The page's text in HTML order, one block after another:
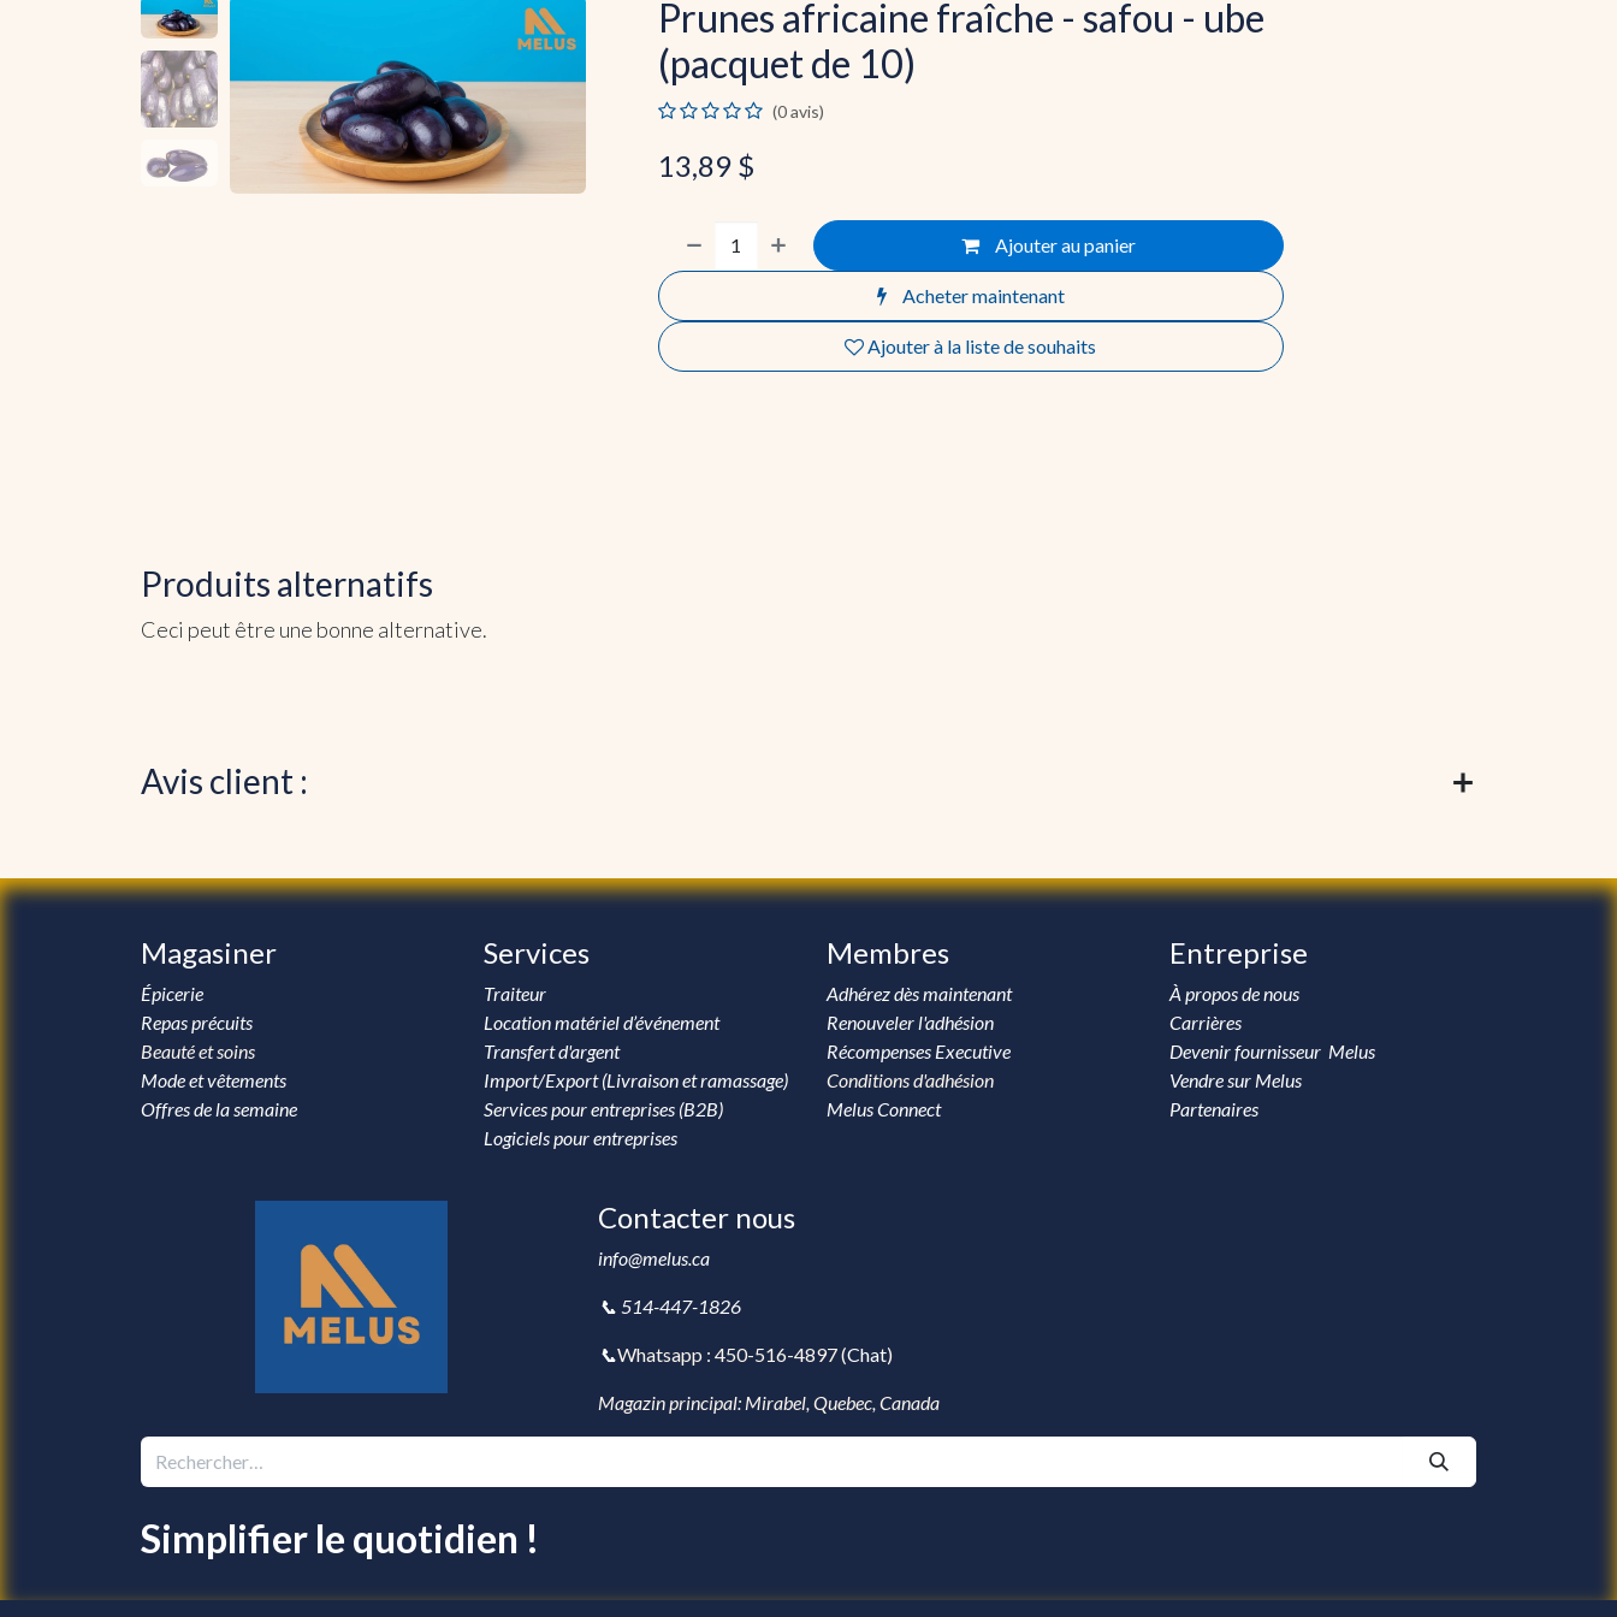
Prunes africaine fraîche - safou - ube
(pacquet de 10)
(0 avis)
13,89$
Ajouter au panier
Acheter maintenant
Ajouter à la liste de souhaits
Produits alternatifs
Ceci peut être une bonne alternative.
Avis client :
Magasiner
Épicerie
Repas précuits
Beauté et soins
Mode et vêtements
Offres de la semaine
Services
Traiteur
Location matériel d’événement
Transfert d'argent
Import/Export (Livraison et ramassage)
Services pour entreprises (B2B)
Logiciels pour entreprises
Membres
Adhérez dès maintenant
Renouveler l'adhésion
Récompenses Executive
Conditions d'adhésion
Melus Connect
Entreprise
À propos de nous
Carrières
Devenir fournisseur Melus
Vendre sur Melus
Partenaires
Contacter nous
info@melus.ca
📞 514-447-1826
📞Whatsapp : 450-516-4897 (Chat)
Magazin principal: Mirabel, Quebec, Canada
Simplifier le quotidien !